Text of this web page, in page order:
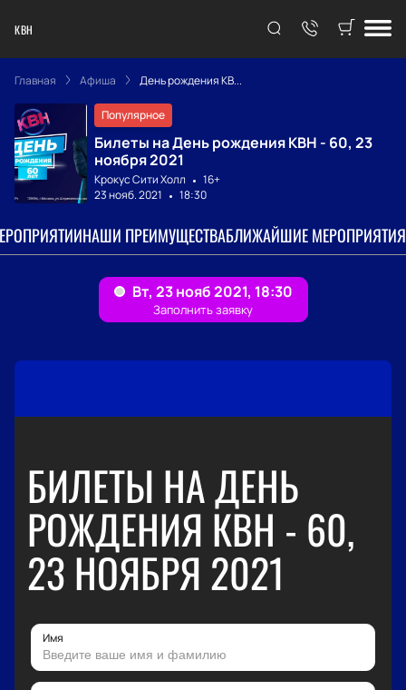
КВН
Главная Афиша День рождения КВ...
Популярное
Билеты на День рождения КВН - 60, 23
ноября 2021
Крокус Сити Холл
16+
23 нояб. 2021
18:30
НАШИ ПРЕИМУЩЕСТВАБЛИЖАЙШИЕ МЕРОПРИЯТИЯ
БИЛЕТЫ НА ДЕНЬ
РОЖДЕНИЯ КВН - 60,
23 НОЯБРЯ 2021
Имя